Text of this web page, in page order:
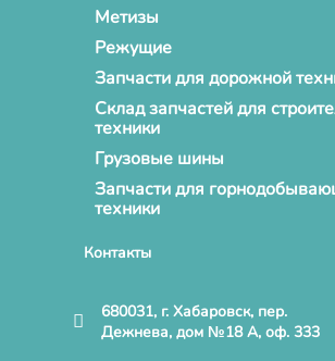
Метизы
Режущие
Запчасти для дорожной
Склад запчастей для
техники
Грузовые шины
Запчасти для
техники
Контакты
680031, г. Хабаровск, пер.
Дежнева, дом №18 А, оф. 333